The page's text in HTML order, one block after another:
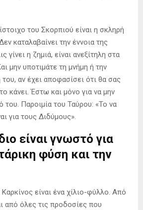
του Σκορπιού είναι η σκληρή
καταλαβαίνει την έννοια της
γίνει η ζημιά, είναι ανεξίτηλη στα
μην υποτιμάτε τη μνήμη ή την
αν έχει αποφασίσει ότι θα σας
κάνει. Έστω και μόνο για να μην
του. Παροιμία του Ταύρου: «Το να
για τους Διδύμους».
είναι γνωστό για
φύση και την
είναι ένα χίλιο-φύλλο. Από
από όλες τις προδοσίες που